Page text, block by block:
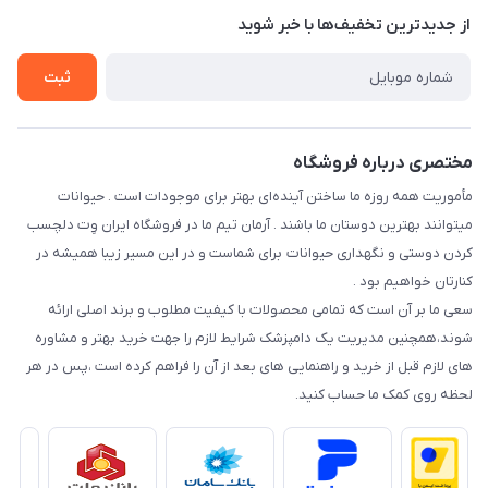
تماس با ما
سوالات متداول
شرایط ارسال رایگان
از جدید‌ترین تخفیف‌ها با‌ خبر شوید
ثبت
مختصری درباره فروشگاه
مأموریت همه روزه ما ساختن آینده‌ای بهتر برای موجودات است . حیوانات
میتوانند بهترین دوستان ما باشند . آرمان تیم ما در فروشگاه ایران وِت دلچسب
کردن دوستی و نگهداری حیوانات برای شماست و در این مسیر زیبا همیشه در
کنارتان خواهیم بود .
سعی ما بر آن است که تمامی محصولات با کیفیت مطلوب و برند اصلی ارائه
شوند،همچنین مدیریت یک دامپزشک شرایط لازم را جهت خرید بهتر و مشاوره
های لازم قبل از خرید و راهنمایی های بعد از آن را فراهم کرده است ،پس در هر
لحظه روی کمک ما حساب کنید.